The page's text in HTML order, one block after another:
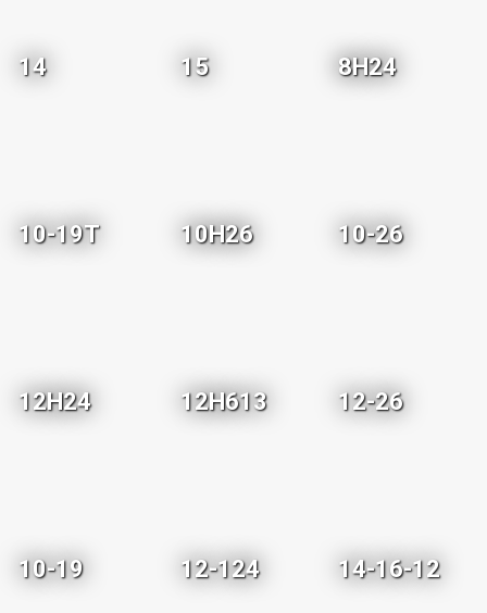
14 15 8H24
10-19T 10H26 10-26
12H24 12H613 12-26
10-19 12-124 14-16-12